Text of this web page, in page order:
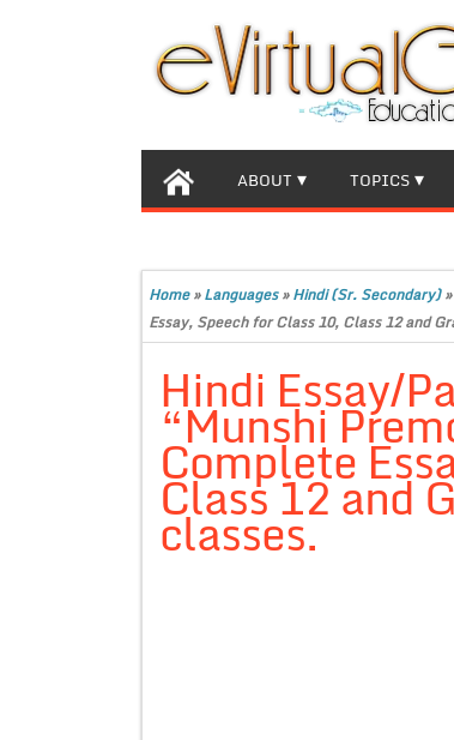
ABOUT TOPICS
Home»Languages»Hindi (Sr. Secondary)»
Essay, Speech for Class 10, Class 12 and
Hindi Essay/
“Munshi
Complete
Class 12 and
classes.